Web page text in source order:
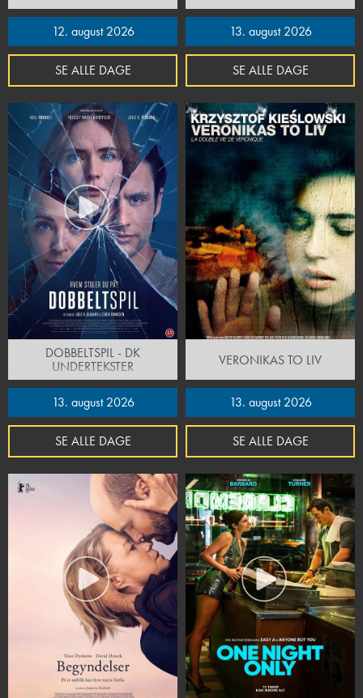
12. august 2026
SE ALLE DAGE
13. august 2026
SE ALLE DAGE
DOBBELTSPIL - DK
UNDERTEKSTER
13. august 2026
SE ALLE DAGE
VERONIKAS TO LIV
13. august 2026
SE ALLE DAGE